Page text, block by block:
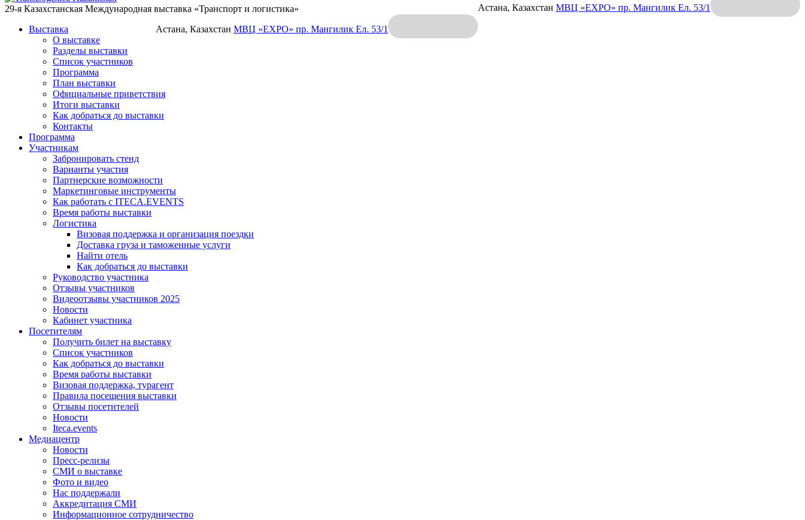
Астана, Казахстан МВЦ «EXPO» пр. Мангилик Ел. 53/1
29-я Казахстанская Международная выставка «Транспорт и логистика»
Астана, Казахстан МВЦ «EXPO» пр. Мангилик Ел. 53/1
Выставка
О выставке
Разделы выставки
Список участников
Программа
План выставки
Официальные приветствия
Итоги выставки
Как добраться до выставки
Контакты
Программа
Участникам
Забронировать стенд
Варианты участия
Партнерские возможности
Маркетинговые инструменты
Как работать с ITECA.EVENTS
Время работы выставки
Логистика
Визовая поддержка и организация поездки
Доставка груза и таможенные услуги
Найти отель
Как добраться до выставки
Руководство участника
Отзывы участников
Видеоотзывы участников 2025
Новости
Кабинет участника
Посетителям
Получить билет на выставку
Список участников
Как добраться до выставки
Время работы выставки
Визовая поддержка, турагент
Правила посещения выставки
Отзывы посетителей
Новости
Iteca.events
Медиацентр
Новости
Пресс-релизы
СМИ о выставке
Фото и видео
Нас поддержали
Аккредитация СМИ
Информационное сотрудничество